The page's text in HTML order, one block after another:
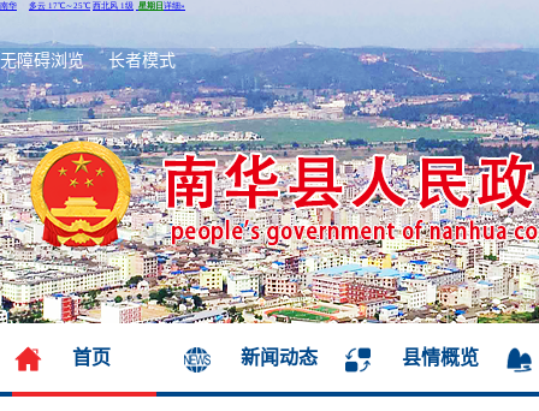
无障碍浏览 长者模式
首页 新闻动态 县情概览